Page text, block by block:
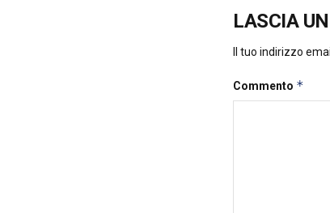
LASCIA
Il tuo indirizzo
Commento *